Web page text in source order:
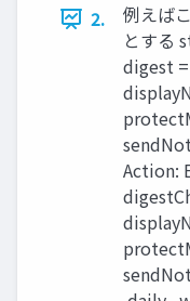
2.
例えば
とする
digest
Action: